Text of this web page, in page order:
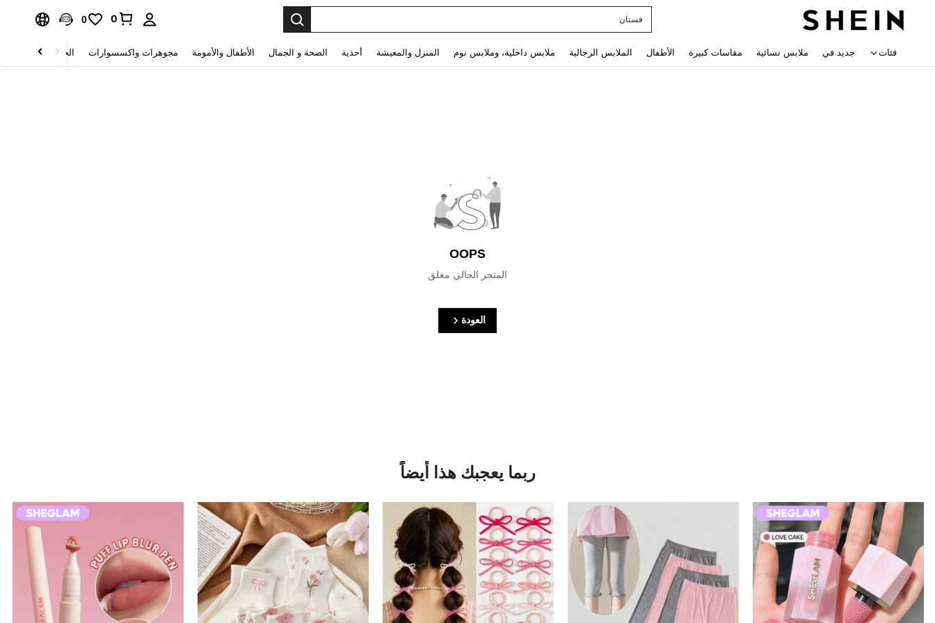
فستان
0
0
فئات جديد في ملابس نسائية مقاسات كبيرة الأطفال الملابس الرجالية ملابس داخلية، وملابس نوم المنزل والمعيشة أحذية الصحة و الجمال الأطفال والأمومة مجوهرات واكسسوارات الحقائب والأمتعة
OOPS
المتجر الحالي مغلق
العودة
ربما يعجبك هذا أيضاً